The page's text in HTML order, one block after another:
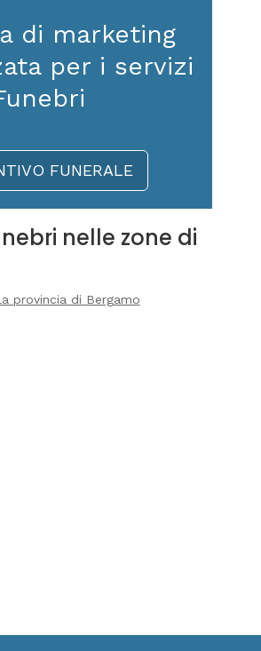
di marketing
per i servizi
FUNERALE
nelle zone di
provincia di Bergamo